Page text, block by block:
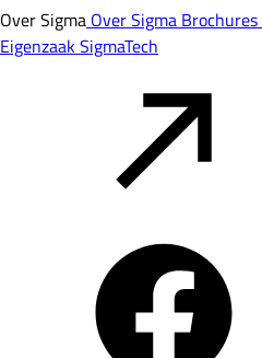
Over Sigma Over Sigma Brochures
EigenzaakSigmaTech